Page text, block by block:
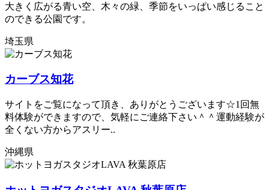
大きく広がる青い空、木々の緑、季節をいっぱい感じること
のできる公園です。
埼玉県
カーブス知花
サイトをご覧になって頂き、ありがとうございます☆1回無
料体験ができますので、気軽にご連絡下さい＾＾運動経験が
全くない方からアスリー..
沖縄県